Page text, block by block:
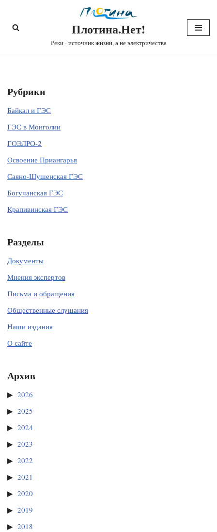
Перейти
Плотина.Нет!
Реки - источник жизни, а не электричества
Рубрики
Байкал и ГЭС
ГЭС в Монголии
ГОЭЛРО-2
Освоение Приангарья
Саяно-Шушенская ГЭС
Богучанская ГЭС
Крапивинская ГЭС
Разделы
Документы
Мнения экспертов
Письма и обращения
Общественные слушания
Наши издания
О сайте
Архив
2026
2025
2024
2023
2022
2021
2020
2019
2018